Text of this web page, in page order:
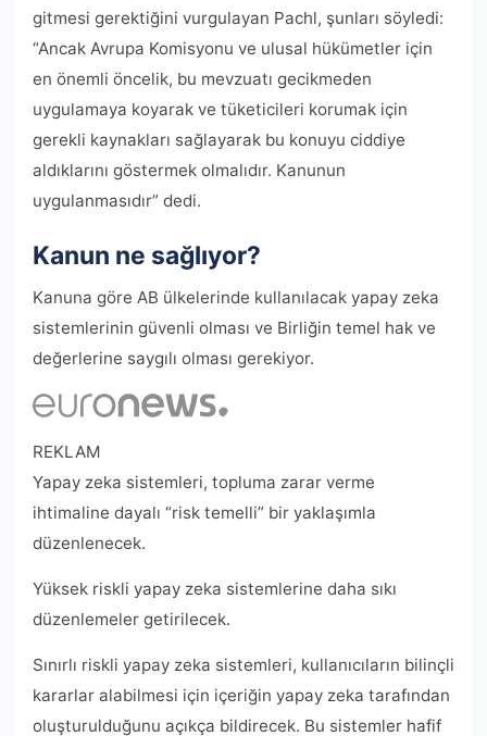
gitmesi gerektiğini vurgulayan Pachl, şunları söyledi:
“Ancak Avrupa Komisyonu ve ulusal hükümetler için
en önemli öncelik, bu mevzuatı gecikmeden
uygulamaya koyarak ve tüketicileri korumak için
gerekli kaynakları sağlayarak bu konuyu ciddiye
aldıklarını göstermek olmalıdır. Kanunun
uygulanmasıdır” dedi.
Kanun ne sağlıyor?
Kanuna göre AB ülkelerinde kullanılacak yapay zeka
sistemlerinin güvenli olması ve Birliğin temel hak ve
değerlerine saygılı olması gerekiyor.
REKLAM
Yapay zeka sistemleri, topluma zarar verme
ihtimaline dayalı “risk temelli” bir yaklaşımla
düzenlenecek.
Yüksek riskli yapay zeka sistemlerine daha sıkı
düzenlemeler getirilecek.
Sınırlı riskli yapay zeka sistemleri, kullanıcıların bilinçli
kararlar alabilmesi için içeriğin yapay zeka tarafından
oluşturulduğunu açıkça bildirecek. Bu sistemler hafif